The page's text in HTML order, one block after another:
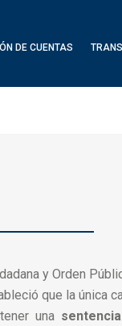
DE CUENTAS
y Orden
que la única
una